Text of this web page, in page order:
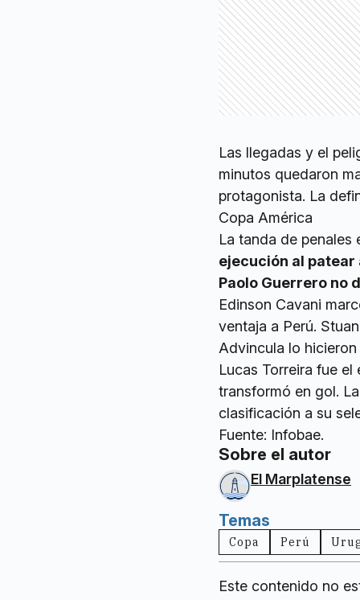
Las llegadas y el
minutos quedaron
protagonista. La
Copa América
La tanda de penales
ejecución al patear
Paolo Guerrero no
Edinson Cavani
ventaja a Perú.
Advincula lo
Lucas Torreira fue
transformó en gol.
clasificación a su
Fuente: Infobae.
Sobre el autor
El Marplatense
Temas
Copa Perú
Este contenido no